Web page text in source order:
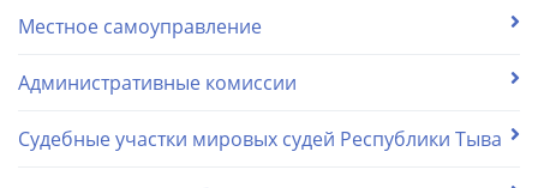
Местное самоуправление
Административные комиссии
Судебные участки мировых судей Республики Тыва